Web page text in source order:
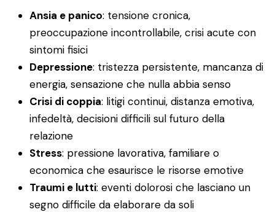
Ansia e panico: tensione cronica,
preoccupazione incontrollabile, crisi acute con
sintomi fisici
Depressione: tristezza persistente, mancanza di
energia, sensazione che nulla abbia senso
Crisi di coppia: litigi continui, distanza emotiva,
infedeltà, decisioni difficili sul futuro della
relazione
Stress: pressione lavorativa, familiare o
economica che esaurisce le risorse emotive
Traumi e lutti: eventi dolorosi che lasciano un
segno difficile da elaborare da soli